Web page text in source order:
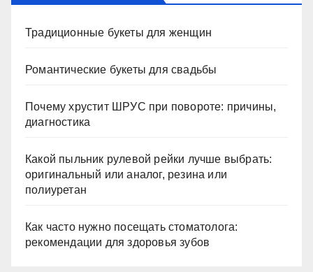
Традиционные букеты для женщин
Романтические букеты для свадьбы
Почему хрустит ШРУС при повороте: причины,
диагностика
Какой пыльник рулевой рейки лучше выбрать:
оригинальный или аналог, резина или
полиуретан
Как часто нужно посещать стоматолога:
рекомендации для здоровья зубов